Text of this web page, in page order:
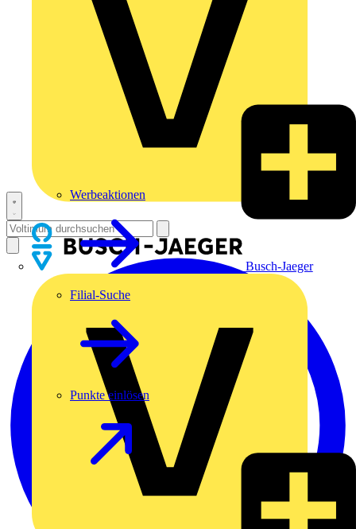
Busch-Jaeger
Werbeaktionen
Filial-Suche
Punkte einlösen